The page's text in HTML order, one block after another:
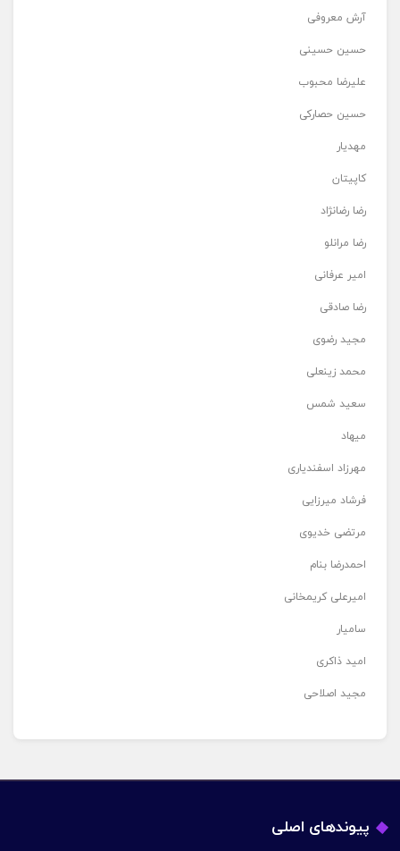
آرش معروفی
حسین حسینی
علیرضا محبوب
حسین حصارکی
مهدیار
کاپیتان
رضا رضانژاد
رضا مرانلو
امیر عرفانی
رضا صادقی
مجید رضوی
محمد زینعلی
سعید شمس
میهاد
مهرزاد اسفندیاری
فرشاد میرزایی
مرتضی خدیوی
احمدرضا بنام
امیرعلی کریمخانی
سامیار
امید ذاکری
مجید اصلاحی
پیوندهای اصلی